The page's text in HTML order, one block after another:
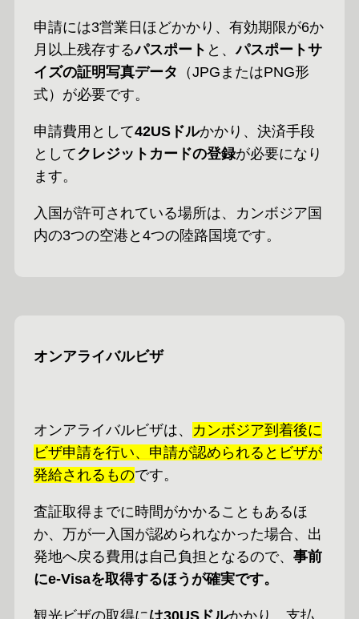
申請には3営業日ほどかかり、有効期限が6か
月以上残存するパスポート と、パスポートサ
イズの証明写真データ （JPGまたはPNG形
式）が必要です。
申請費用として42USドルかかり、決済手段
としてクレジットカードの登録が必要になり
ます。
入国が許可されている場所は、カンボジア国
内の3つの空港と4つの陸路国境です。
オンアライバルビザ
オンアライバルビザは、
カンボジア到着後に
ビザ申請を行い、申請が認められるとビザが
発給されるものです。
査証取得までに時間がかかることもあるほ
か、万が一入国が認められなかった場合、出
発地へ戻る費用は自己負担となるので、 事前
にe-Visaを取得するほうが確実です。
観光ビザの取得には30USドルかかり、支払